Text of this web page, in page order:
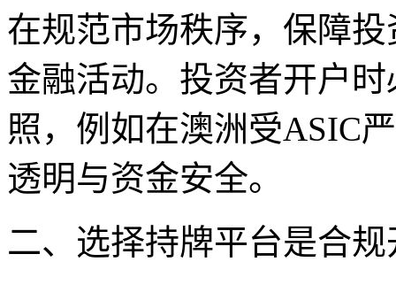
在规范市场秩序，保障
金融活动。投资者开户
照，例如在澳洲受ASIC
透明与资金安全。
二、选择持牌平台是合